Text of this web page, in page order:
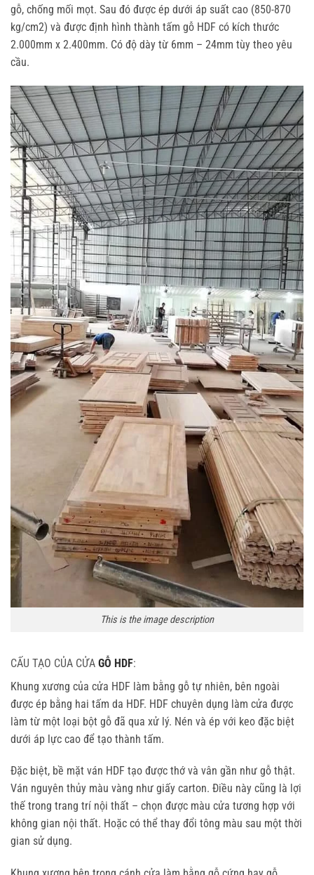
gỗ, chống mối mọt. Sau đó được ép dưới áp suất cao (850-870
kg/cm2) và được định hình thành tấm gỗ HDF có kích thước
2.000mm x 2.400mm. Có độ dày từ 6mm – 24mm tùy theo yêu
cầu.
This is the image description
CẤU TẠO CỦA CỬA GỖ HDF:
Khung xương của cửa HDF làm bằng gỗ tự nhiên, bên ngoài
được ép bằng hai tấm da HDF. HDF chuyên dụng làm cửa được
làm từ một loại bột gỗ đã qua xử lý. Nén và ép với keo đặc biệt
dưới áp lực cao để tạo thành tấm.
Đặc biệt, bề mặt ván HDF tạo được thớ và vân gần như gỗ thật.
Ván nguyên thủy màu vàng như giấy carton. Điều này cũng là lợi
thế trong trang trí nội thất – chọn được màu cửa tương hợp với
không gian nội thất. Hoặc có thể thay đổi tông màu sau một thời
gian sử dụng.